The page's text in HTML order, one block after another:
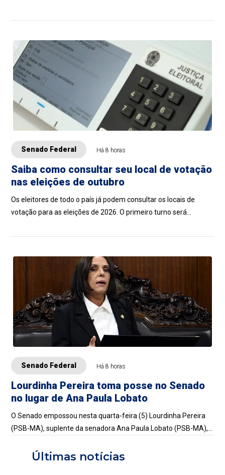
Senado Federal Há 8 horas
Saiba como consultar seu local de votação
nas eleições de outubro
Os eleitores de todo o país já podem consultar os locais de
votação para as eleições de 2026. O primeiro turno será
Senado Federal Há 8 horas
Lourdinha Pereira toma posse no Senado
no lugar de Ana Paula Lobato
O Senado empossou nesta quarta-feira (5) Lourdinha Pereira
(PSB-MA), suplente da senadora Ana Paula Lobato (PSB-MA),
Últimas notícias